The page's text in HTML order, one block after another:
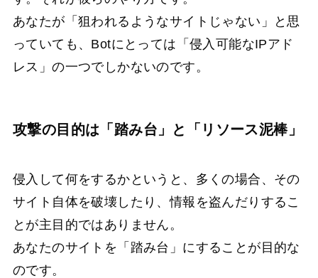
あなたが「狙われるようなサイトじゃない」と思
っていても、Botにとっては「侵入可能なIPアド
レス」の一つでしかないのです。
攻撃の目的は「踏み台」と「リソース泥棒」
侵入して何をするかというと、多くの場合、その
サイト自体を破壊したり、情報を盗んだりするこ
とが主目的ではありません。
あなたのサイトを「踏み台」にすることが目的な
のです。